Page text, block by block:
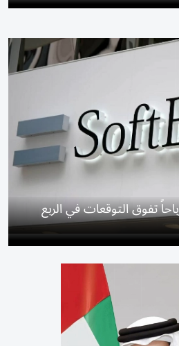
تفوق التوقعات في الربع